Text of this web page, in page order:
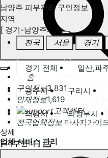
홈
구인정보3,831
인재정보1,619
고객센터
전국업체정보 마사지가이
업체 서비스 관리
개인 서비스 관리
남양주 피부관리 구인정보
지역
[ 경기-남양주시 ]
전국
서울 경기
경기 전체 일산,파
광주시 구리시
의왕시 의정부시
상세
[ 피부관리 ]